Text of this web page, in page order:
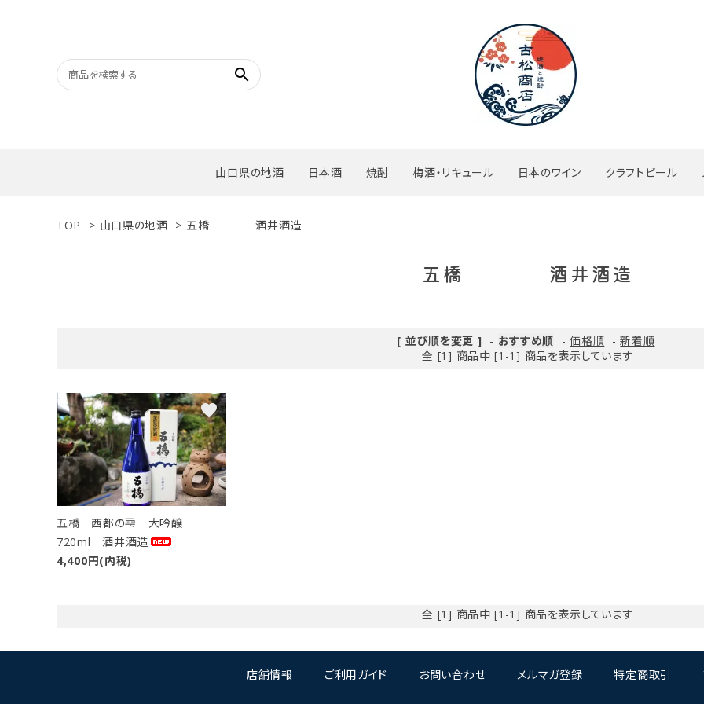
search
山口県の地酒 日本酒 焼酎 梅酒・リキュール 日本のワイン クラフトビール
TOP > 山口県の地酒 > 五橋 酒井酒造
五橋 酒井酒造
[ 並び順を変更 ] - おすすめ順 -価格順 -新着順
全 [1] 商品中 [1-1] 商品を表示しています
五橋 西都の雫 大吟醸
720ml 酒井酒造
4,400円(内税)
favorite
全 [1] 商品中 [1-1] 商品を表示しています
店舗情報 ご利用ガイド お問い合わせ メルマガ登録 特定商取引